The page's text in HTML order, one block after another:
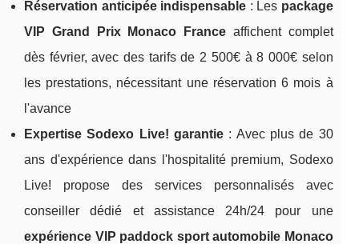
Réservation anticipée indispensable : Les package
VIP Grand Prix Monaco France affichent complet
dès février, avec des tarifs de 2 500€ à 8 000€ selon
les prestations, nécessitant une réservation 6 mois à
l'avance
Expertise Sodexo Live! garantie: Avec plus de 30
ans d'expérience dans l'hospitalité premium, Sodexo
Live! propose des services personnalisés avec
conseiller dédié et assistance 24h/24 pour une
expérience VIP paddock sport automobile Monaco